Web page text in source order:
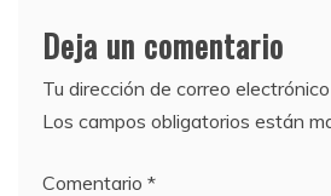
Deja un comentario
Tu dirección de correo
Los campos obligatorios están
Comentario *